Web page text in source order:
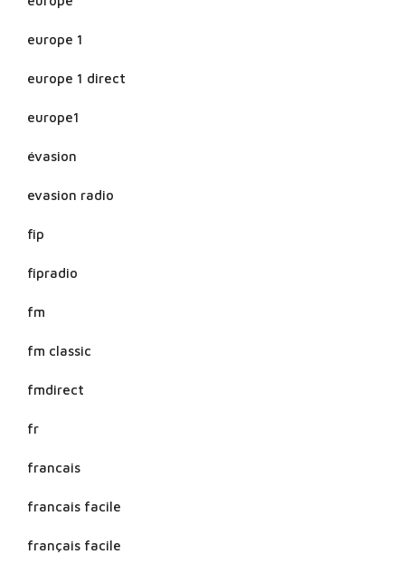
europe 1
europe 1 direct
europe1
évasion
evasion radio
fip
fipradio
fm
fm classic
fmdirect
fr
francais
francais facile
français facile